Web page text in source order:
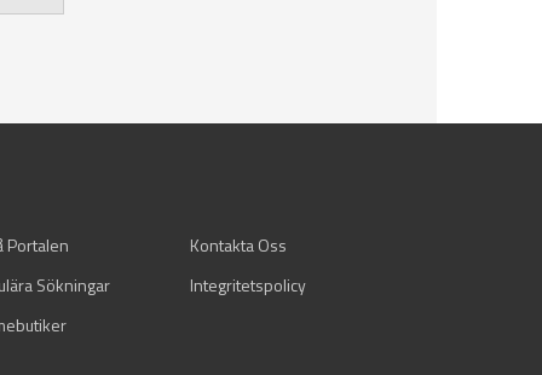
Portalen
Kontakta Oss
Sökningar
Integritetspolicy